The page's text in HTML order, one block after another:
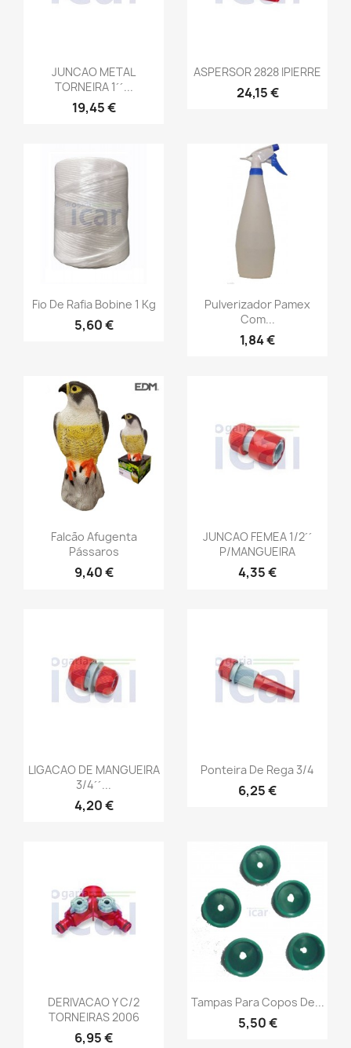
JUNCAO METAL
TORNEIRA 1´´...
19,45 €
ASPERSOR 2828 IPIERRE
24,15 €
Fio De Rafia Bobine 1 Kg
5,60 €
Pulverizador Pamex
Com...
1,84 €
Falcão Afugenta
Pássaros
9,40 €
JUNCAO FEMEA 1/2´´
P/MANGUEIRA
4,35 €
LIGACAO DE MANGUEIRA
3/4´´...
4,20 €
Ponteira De Rega 3/4
6,25 €
DERIVACAO Y C/2
TORNEIRAS 2006
6,95 €
Tampas Para Copos De...
5,50 €